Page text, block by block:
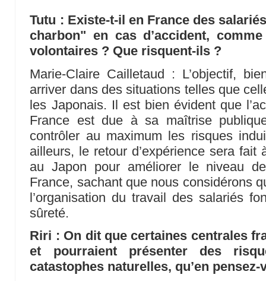
Tutu : Existe-t-il en France des
charbon" en cas d’accident,
volontaires ? Que risquent-ils ?
Marie-Claire Cailletaud : L’objectif,
arriver dans des situations telles que
les Japonais. Il est bien évident que
France est due à sa maîtrise
contrôler au maximum les risques
ailleurs, le retour d’expérience sera
au Japon pour améliorer le niveau
France, sachant que nous considérons
l’organisation du travail des salariés
sûreté.
Riri : On dit que certaines centrales
et pourraient présenter des
catastophes naturelles, qu’en pensez-